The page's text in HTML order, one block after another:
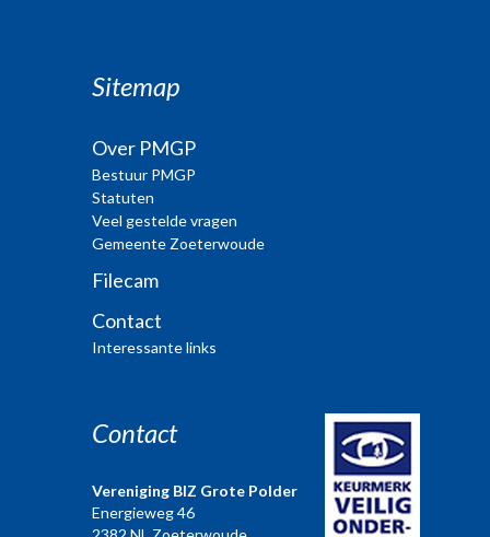
Sitemap
Over PMGP
Bestuur PMGP
Statuten
Veel gestelde vragen
Gemeente Zoeterwoude
Filecam
Contact
Interessante links
Contact
Vereniging BIZ Grote Polder
Energieweg 46